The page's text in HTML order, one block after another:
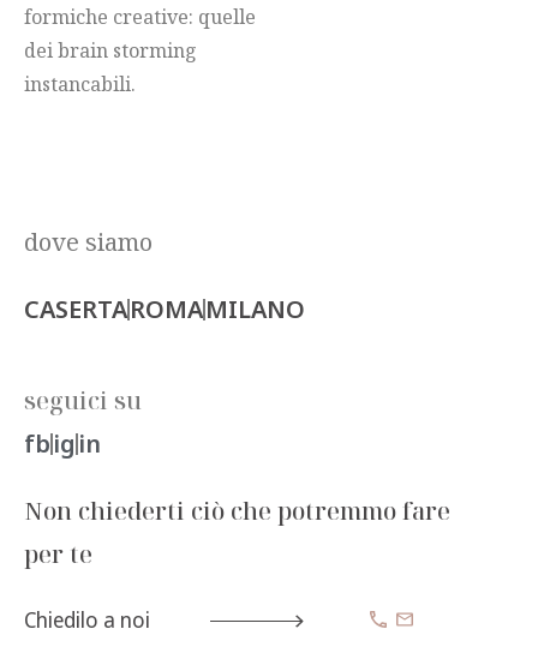
formiche creative: quelle
dei brain storming
instancabili.
dove siamo
CASERTAROMAMILANO
seguici su
fbig in
Non chiederti ciò che potremmo fare
per te
Chiedilo a noi